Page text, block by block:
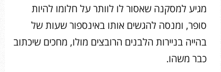
מגיע למסקנה שאסור לו לוותר על חלומו להיות
סופר, ומנסה להגשים אותו באינספור שעות של
בהייה בניירות הלבנים הרובצים מולו, מחכים שיכתוב
כבר משהו.